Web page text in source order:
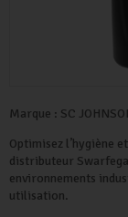
Marque : SC
Optimisez l’hygiène
distributeur
environnements
utilisation.